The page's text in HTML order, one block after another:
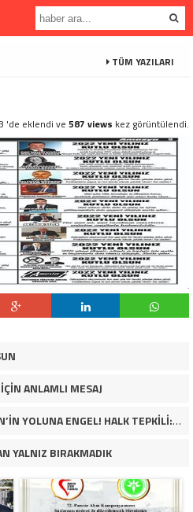
TÜM YAZILARI
'de eklendi ve 587 views kez görüntülendi.
ANLAMLI MESAJ
YETER ARTIK FERHAT İLE ŞİRİN’İN YOLUNA ENGEL! HALK TEPKİLİ: “YOLU KAPATMAK ÇÖZÜM DEĞİL, GÖREVİNİ YAP!”
YALNIZ BIRAKMADIK